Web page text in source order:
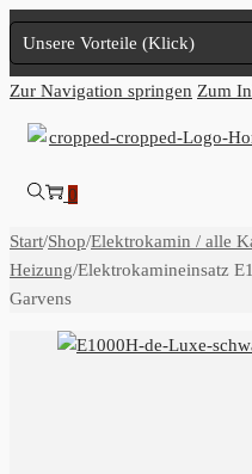
Unsere Vorteile (Klick)
Zur Navigation springen Zum
0
Start/Shop/Elektrokamin / alle
Heizung/Elektrokamineinsatz
Garvens